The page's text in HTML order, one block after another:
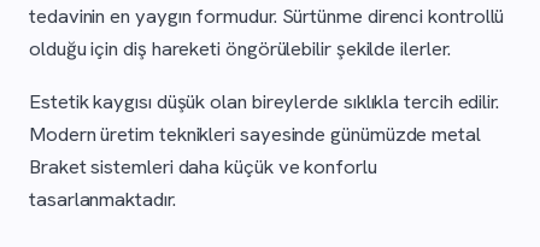
tedavinin en yaygın formudur. Sürtünme direnci kontrollü
olduğu için diş hareketi öngörülebilir şekilde ilerler.
Estetik kaygısı düşük olan bireylerde sıklıkla tercih edilir.
Modern üretim teknikleri sayesinde günümüzde metal
Braket sistemleri daha küçük ve konforlu
tasarlanmaktadır.